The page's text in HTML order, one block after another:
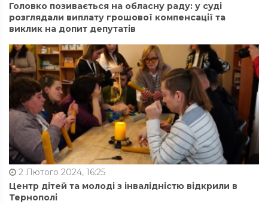
Головко позивається на обласну раду: у суді
розглядали виплату грошової компенсації та
виклик на допит депутатів
2 Лютого 2024, 16:25
Центр дітей та молоді з інвалідністю відкрили в
Тернополі